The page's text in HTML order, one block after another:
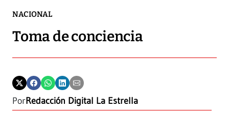
NACIONAL
Toma de conciencia
PorRedacción Digital La Estrella